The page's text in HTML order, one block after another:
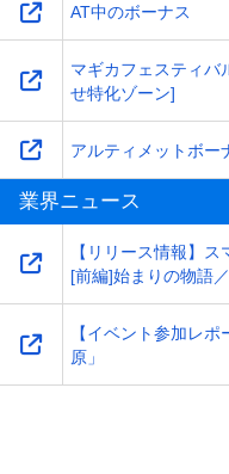
AT中のボーナス
マギカフェスティバ
せ特化ゾーン]
アルティメットボー
業界ニュース
【リリース情報】
[前編]始まりの物語
【イベント参加レ
原」